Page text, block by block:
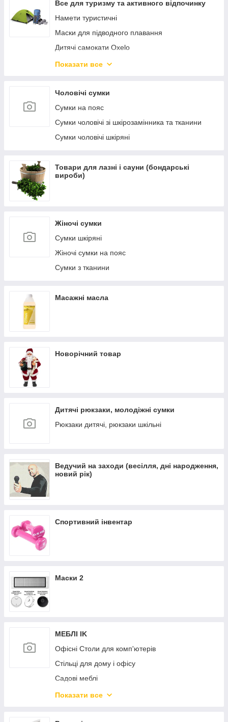
Все для туризму та активного відпочинку
Намети туристичні
Маски для підводного плавання
Дитячі самокати Oxelo
Самокати міські Oxelo для дорослих
Показати все
Чоловічі сумки
Сумки на пояс
Сумки чоловічі зі шкірозамінника та тканини
Сумки чоловічі шкіряні
Товари для лазні і сауни (бондарські
вироби)
Жіночі сумки
Сумки шкіряні
Жіночі сумки на пояс
Сумки з тканини
Масажні масла
Новорічний товар
Дитячі рюкзаки, молодіжні сумки
Рюкзаки дитячі, рюкзаки шкільні
Ведучий на заходи (весілля, дні народження,
новий рік)
Спортивний інвентар
Маски 2
МЕБЛІ IK
Офісні Столи для комп'ютерів
Стільці для дому і офісу
Садові меблі
Дитяча кімната
Показати все